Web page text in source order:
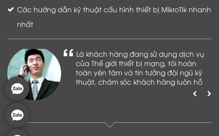
Các hướng dẫn kỹ thuật cấu hình thiết bị MikroTik nhanh
nhất
Là khách hàng đang sử dụng dịch vụ
của Thế giới thiết bị mạng, tôi hoàn
toàn yên tâm và tin tưởng đội ngũ kỹ
thuật, chăm sóc khách hàng luôn hỗ